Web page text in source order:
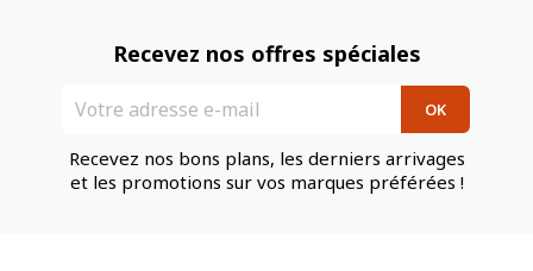
Recevez nos offres spéciales
Recevez nos bons plans, les derniers arrivages
et les promotions sur vos marques préférées !